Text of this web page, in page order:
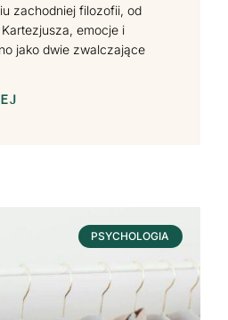
zachodniej filozofii, od
emocje i
jako dwie zwalczające
PSYCHOLOGIA